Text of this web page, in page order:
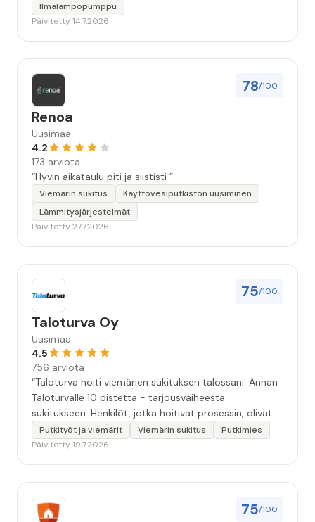
Ilmalämpöpumppu
Päivitetty 14.7.2026
78/100
Renoa
Uusimaa
4.2
173 arviota
“Hyvin aikataulu piti ja siististi ”
Viemärin sukitus
Käyttövesiputkiston uusiminen
Lämmitysjärjestelmät
Päivitetty 27.7.2026
75/100
Taloturva Oy
Uusimaa
4.5
756 arviota
“Taloturva hoiti viemärien sukituksen talossani. Annan
Taloturvalle 10 pistettä - tarjousvaiheesta
sukitukseen. Henkilöt, jotka hoitivat prosessin, olivat
ammattitaitoisia ja miellyttäviä. Remontin jälkeen
saamani materiaali tehtävän suorittamisesta oli
Putkityöt ja viemärit Viemärin sukitus
Putkimies
Päivitetty 19.7.2026
75/100